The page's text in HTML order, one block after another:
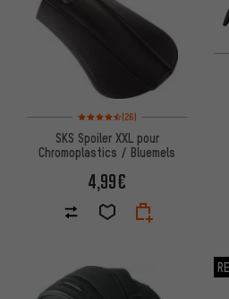
Note moyenne : 4,5 sur 5 d'après
(26)
SKS Spoiler XXL pour
Chromoplastics / Bluemels
4,99€